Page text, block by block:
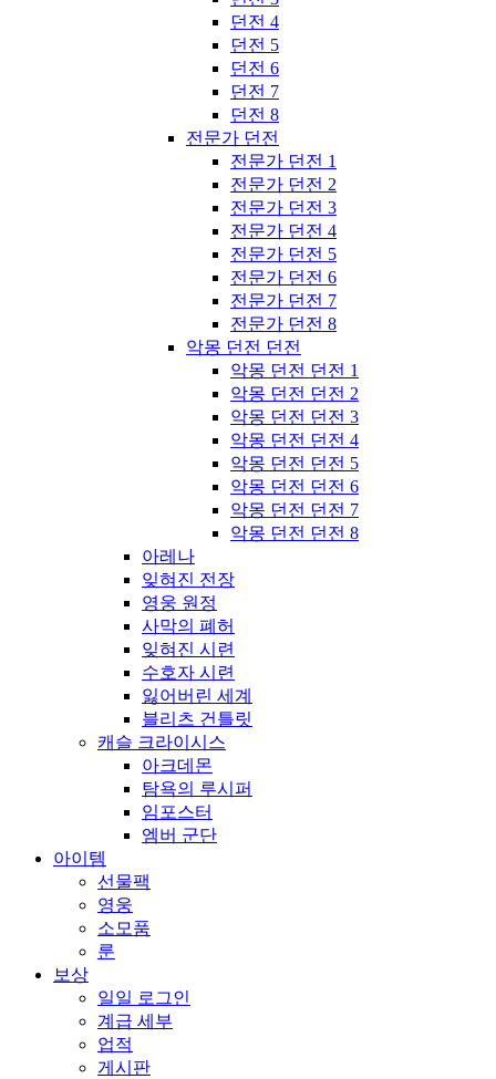
던전 4
던전 5
던전 6
던전 7
던전 8
전문가 던전
전문가 던전 1
전문가 던전 2
전문가 던전 3
전문가 던전 4
전문가 던전 5
전문가 던전 6
전문가 던전 7
전문가 던전 8
악몽 던전 던전
악몽 던전 던전 1
악몽 던전 던전 2
악몽 던전 던전 3
악몽 던전 던전 4
악몽 던전 던전 5
악몽 던전 던전 6
악몽 던전 던전 7
악몽 던전 던전 8
아레나
잊혀진 전장
영웅 원정
사막의 폐허
잊혀진 시련
수호자 시련
잃어버린 세계
블리츠 건틀릿
캐슬 크라이시스
아크데몬
탐욕의 루시퍼
임포스터
엠버 군단
아이템
선물팩
영웅
소모품
룬
보상
일일 로그인
계급 세부
업적
게시판